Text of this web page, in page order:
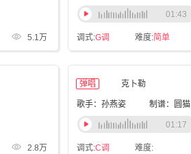
5.1万 调式:G调 难度:简单
01:43
2.8万
弹唱 克卜勒
歌手：孙燕姿 制谱：圆猫
调式:C调 难度:
01:17